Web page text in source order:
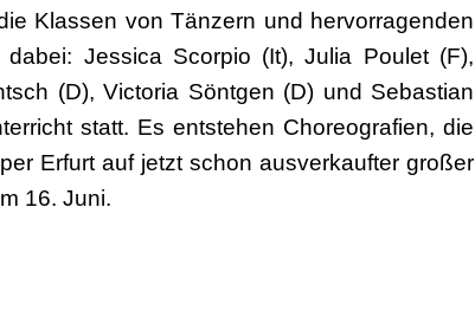
Klassen von Tänzern und hervorragenden
Jessica Scorpio (It), Julia Poulet (F),
(D), Victoria Söntgen (D) und Sebastian
statt. Es entstehen Choreografien, die
Erfurt auf jetzt schon ausverkaufter großer
16. Juni.